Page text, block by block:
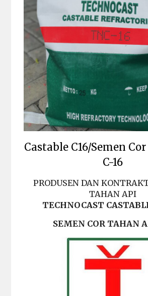
Castable C16/Semen
C-16
PRODUSEN DAN
TAHAN API
TECHNOCAST
SEMEN COR TAHAN